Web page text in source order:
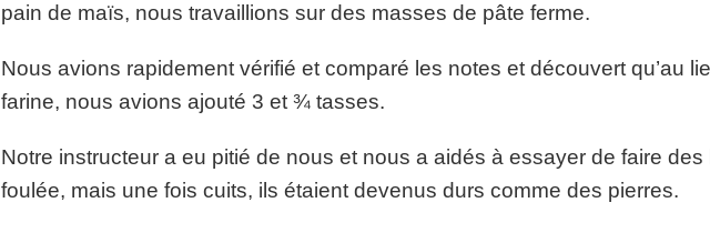
pain de maïs, nous travaillions sur des masses de pâte ferme.
Nous avions rapidement vérifié et comparé les notes et découvert qu’au
farine, nous avions ajouté 3 et ¾ tasses.
Notre instructeur a eu pitié de nous et nous a aidés à essayer de faire
foulée, mais une fois cuits, ils étaient devenus durs comme des pierres.